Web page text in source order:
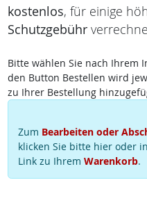
kostenlos, für einige
Schutzgebühr
Bitte wählen Sie nach Ihrem
den Button Bestellen wird
zu Ihrer Bestellung
Zum Bearbeiten oder
klicken Sie bitte hier oder
Link zu Ihrem Warenkorb.